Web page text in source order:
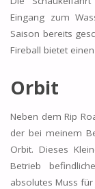
Eingang zum
Saison bereits
Fireball bietet
Orbit
Neben dem Rip
der bei meinem
Orbit. Dieses
Betrieb
absolutes Muss